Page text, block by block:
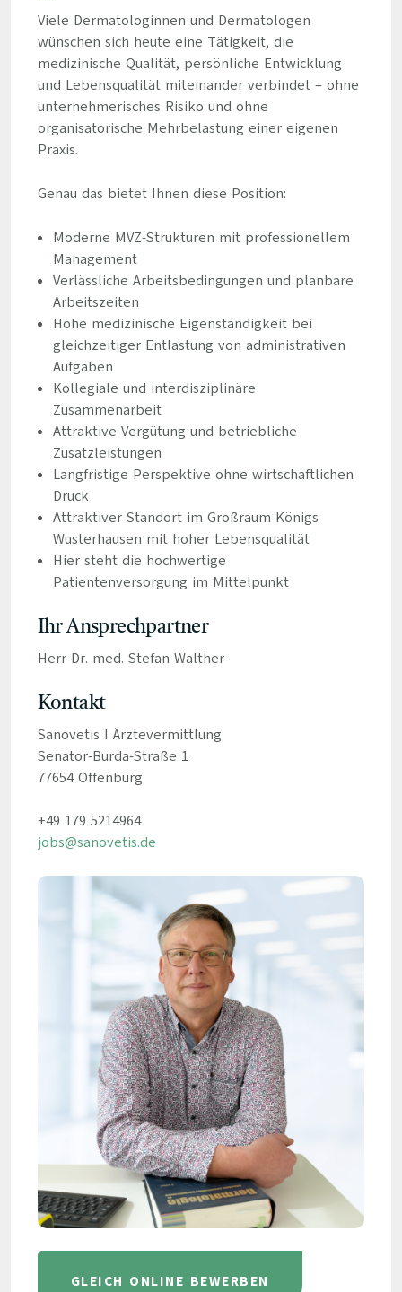
Viele Dermatologinnen und Dermatologen
wünschen sich heute eine Tätigkeit, die
medizinische Qualität, persönliche Entwicklung
und Lebensqualität miteinander verbindet – ohne
unternehmerisches Risiko und ohne
organisatorische Mehrbelastung einer eigenen
Praxis.
Genau das bietet Ihnen diese Position:
Moderne MVZ-Strukturen mit professionellem
Management
Verlässliche Arbeitsbedingungen und planbare
Arbeitszeiten
Hohe medizinische Eigenständigkeit bei
gleichzeitiger Entlastung von administrativen
Aufgaben
Kollegiale und interdisziplinäre
Zusammenarbeit
Attraktive Vergütung und betriebliche
Zusatzleistungen
Langfristige Perspektive ohne wirtschaftlichen
Druck
Attraktiver Standort im Großraum Königs
Wusterhausen mit hoher Lebensqualität
Hier steht die hochwertige
Patientenversorgung im Mittelpunkt
Ihr Ansprechpartner
Herr Dr. med. Stefan Walther
Kontakt
Sanovetis I Ärztevermittlung
Senator-Burda-Straße 1
77654 Offenburg
+49 179 5214964
jobs@sanovetis.de
GLEICH ONLINE BEWERBEN